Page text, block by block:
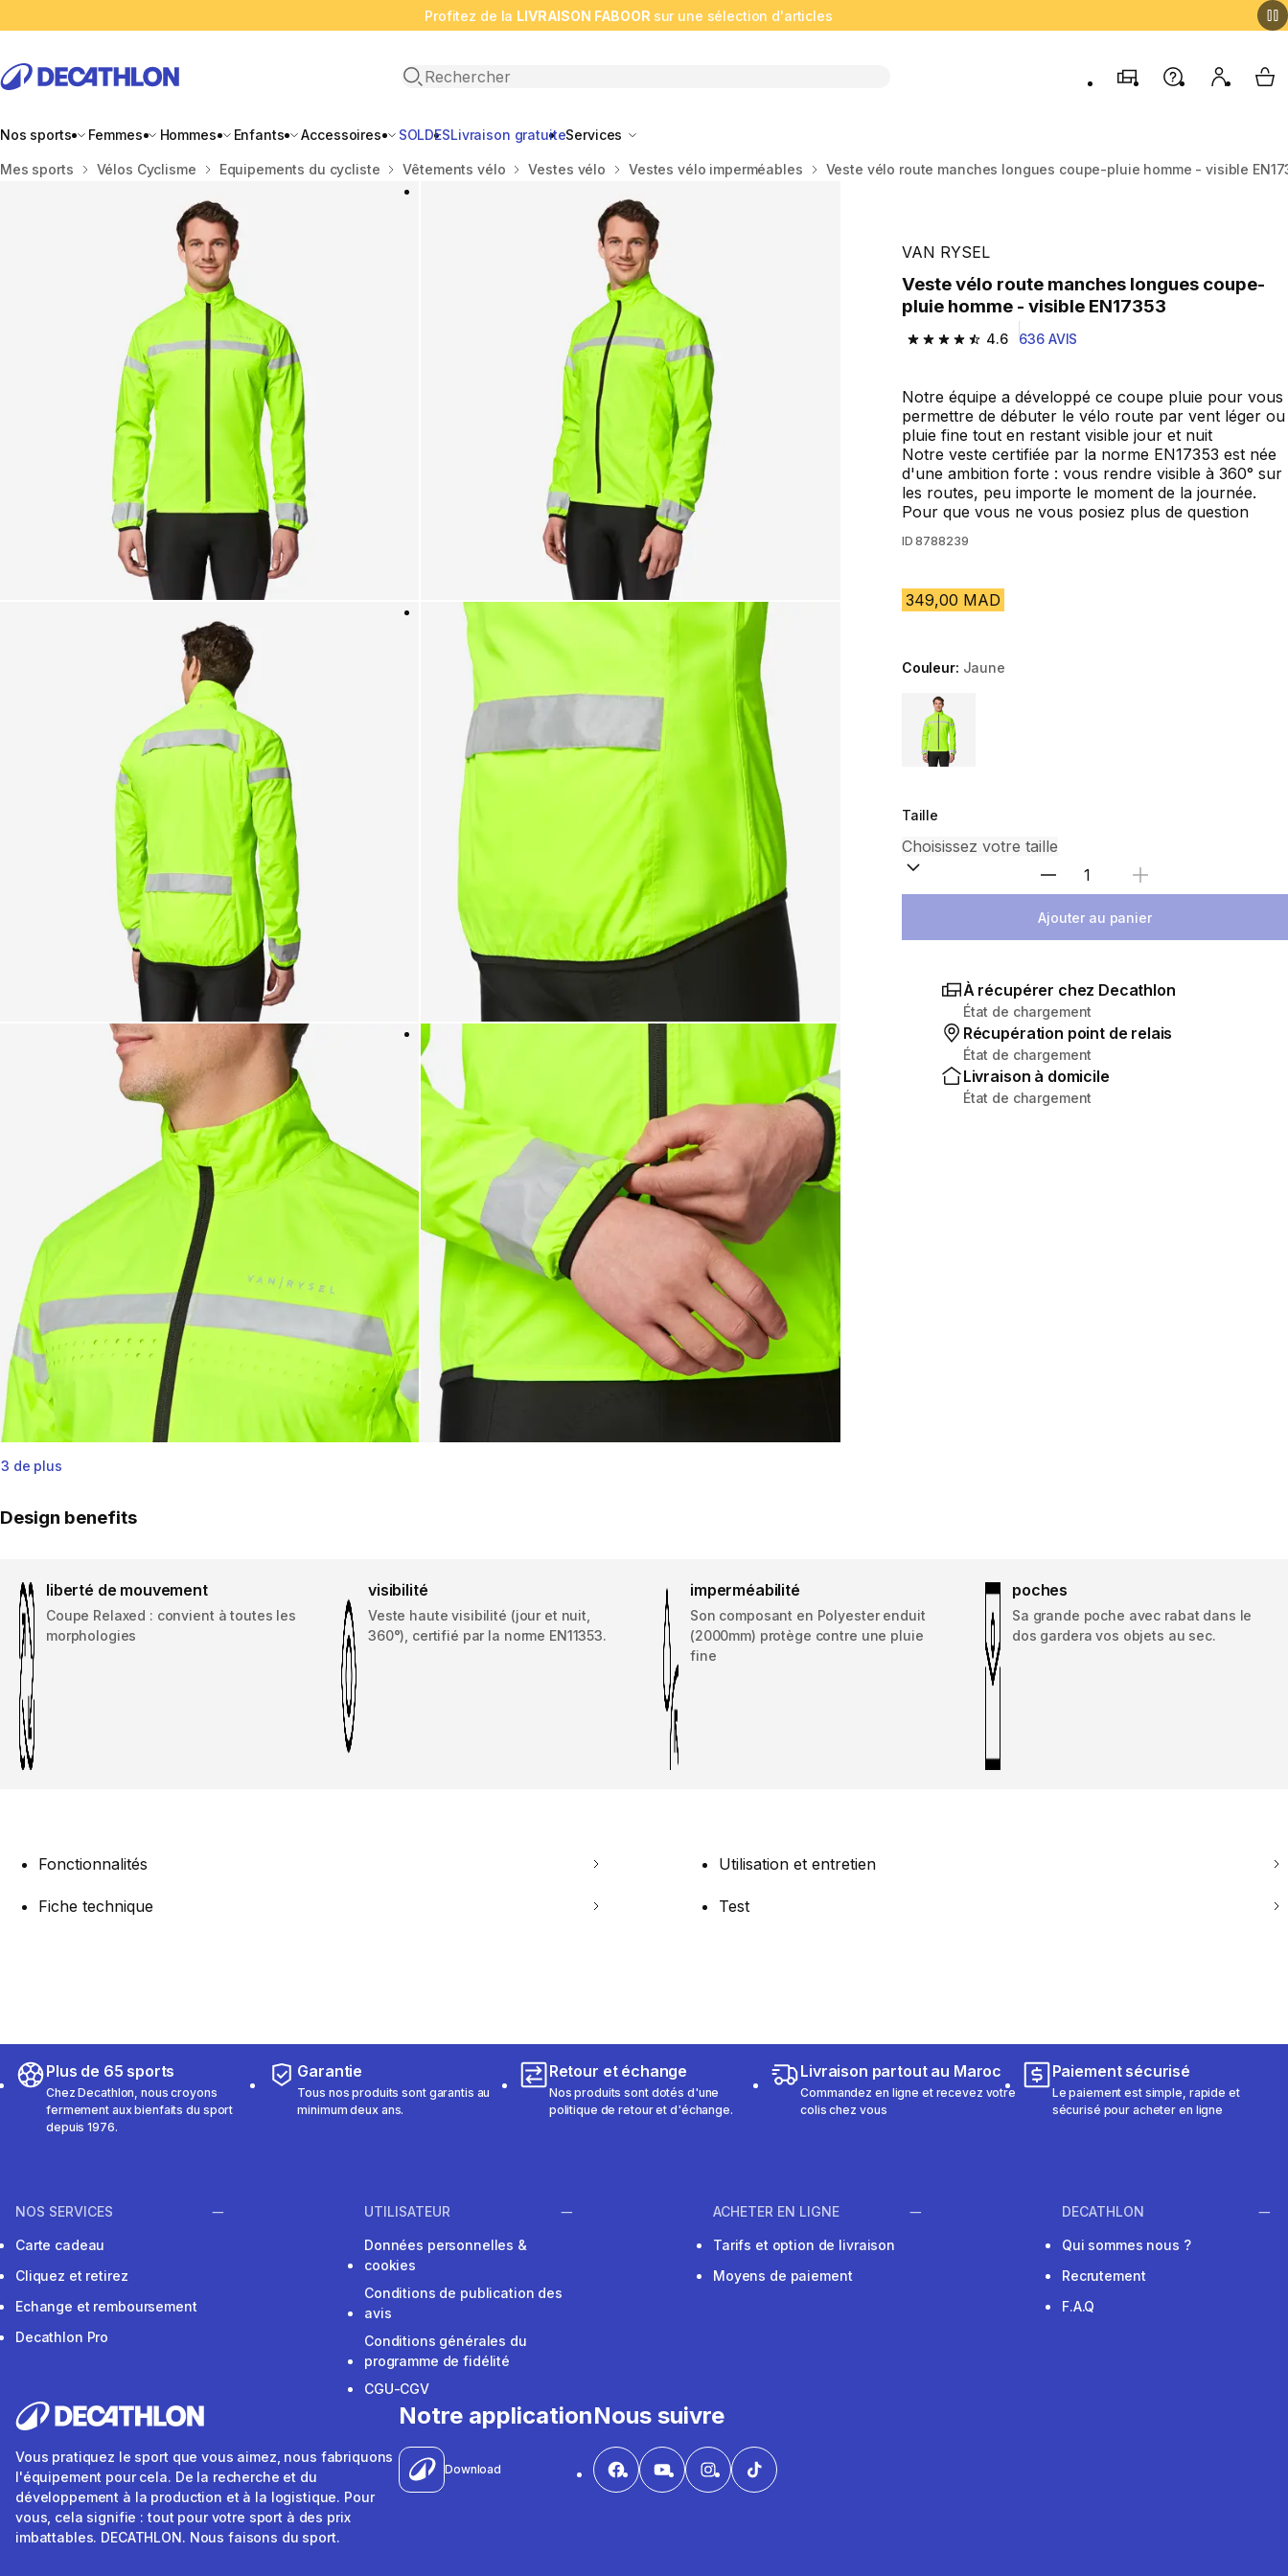
Profitez de la LIVRAISON FABOOR sur une sélection d'articles
Open search
MagasinsAide Mon My
Nos sports Femmes Hommes Enfants Accessoires SOLDESLivraison gratuiteServices
Accueil
Mes sports Vélos Cyclisme Equipements du cycliste Vêtements vélo Vestes vélo Vestes vélo imperméables Veste vélo route manches longues coupe-pluie homme - visible
3 de plus
VAN RYSEL
Veste vélo route manches longues coupe-
pluie homme - visible EN17353
4.6
4.6 out of 5 stars from 636 reviews
636 AVIS
Notre équipe a développé ce coupe pluie pour vous
permettre de débuter le vélo route par vent léger ou
pluie fine tout en restant visible jour et nuit
Notre veste certifiée par la norme EN17353 est née
d'une ambition forte : vous rendre visible à 360° sur
les routes, peu importe le moment de la journée.
Pour que vous ne vous posiez plus de question
ID 8788239
349,00 MAD
Couleur: Jaune
Choose a variant
Taille
Sélectionnez la quantité
Ajouter au panier
À récupérer chez Decathlon
État de chargement
Récupération point de relais
État de chargement
Livraison à domicile
État de chargement
Design benefits
liberté de mouvement
Coupe Relaxed : convient à toutes les
morphologies
visibilité
Veste haute visibilité (jour et nuit,
360°), certifié par la norme EN11353.
imperméabilité
Son composant en Polyester enduit
(2000mm) protège contre une pluie
fine
poches
Sa grande poche avec rabat dans le
dos gardera vos objets au sec.
Fonctionnalités Utilisation et entretien
Fiche technique Test
Plus de 65 sports
Chez Decathlon, nous croyons
fermement aux bienfaits du sport
depuis 1976.
Garantie
Tous nos produits sont garantis au
minimum deux ans.
Retour et échange
Nos produits sont dotés d'une
politique de retour et d'échange.
Livraison partout au Maroc
Commandez en ligne et recevez votre
colis chez vous
Paiement sécurisé
Le paiement est simple, rapide et
sécurisé pour acheter en ligne
NOS SERVICES
Carte cadeau
Cliquez et retirez
Echange et remboursement
Decathlon Pro
UTILISATEUR
Données personnelles &
cookies
Conditions de publication des
avis
Conditions générales du
programme de fidélité
CGU-CGV
ACHETER EN LIGNE
Tarifs et option de livraison
Moyens de paiement
DECATHLON
Qui sommes nous ?
Recrutement
F.A.Q
Vous pratiquez le sport que vous aimez, nous fabriquons
l'équipement pour cela. De la recherche et du
développement à la production et à la logistique. Pour
vous, cela signifie : tout pour votre sport à des prix
imbattables. DECATHLON. Nous faisons du sport.
Notre application
Download
Nous suivre